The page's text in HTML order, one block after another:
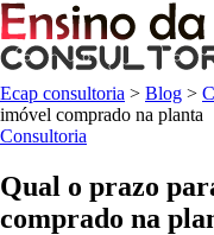
Ecap consultoria > Blog >
imóvel comprado na planta
Consultoria
Qual o prazo
comprado na